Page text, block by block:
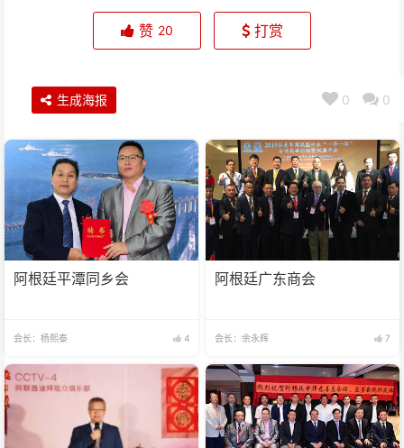
赞 20 打赏
0 0
生成海报
阿根廷平潭同乡会
会长：杨熙泰 4
阿根廷广东商会
会长：余永辉 7